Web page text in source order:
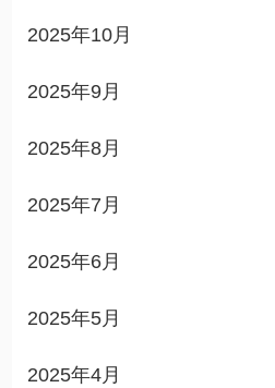
2025年10月
2025年9月
2025年8月
2025年7月
2025年6月
2025年5月
2025年4月